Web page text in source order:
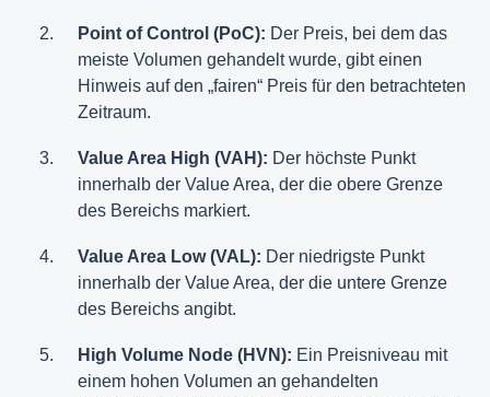
Point of Control (PoC): Der Preis, bei dem das
meiste Volumen gehandelt wurde, gibt einen
Hinweis auf den „fairen“ Preis für den betrachteten
Zeitraum.
Value Area High (VAH): Der höchste Punkt
innerhalb der Value Area, der die obere Grenze
des Bereichs markiert.
Value Area Low (VAL): Der niedrigste Punkt
innerhalb der Value Area, der die untere Grenze
des Bereichs angibt.
High Volume Node (HVN): Ein Preisniveau mit
einem hohen Volumen an gehandelten